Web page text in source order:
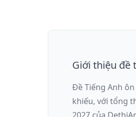
Giới thiệu đề
Đề Tiếng Anh
khiếu, với tổng